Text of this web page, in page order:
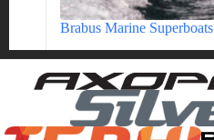
Brabus Marine Superboats